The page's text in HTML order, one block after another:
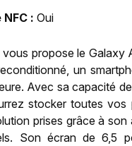
Oui
propose le Galaxy
un
Avec sa capacité
stocker toutes vos
prises grâce à son
Son écran de 6,5